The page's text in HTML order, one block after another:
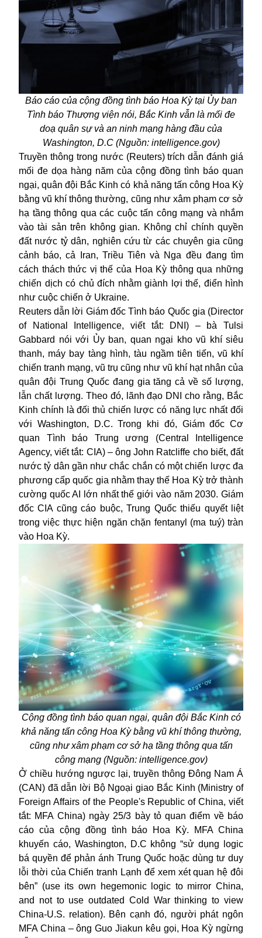
Báo cáo của cộng đồng tình báo Hoa Kỳ tại Ủy ban
Tình báo Thượng viện nói, Bắc Kinh vẫn là mối đe
doạ quân sự và an ninh mạng hàng đầu của
Washington, D.C (Nguồn: intelligence.gov)
Truyền thông trong nước (Reuters) trích dẫn đánh giá
mối đe dọa hàng năm của cộng đồng tình báo quan
ngại, quân đội Bắc Kinh có khả năng tấn công Hoa Kỳ
bằng vũ khí thông thường, cũng như xâm phạm cơ sở
hạ tầng thông qua các cuộc tấn công mạng và nhắm
vào tài sản trên không gian. Không chỉ chính quyền
đất nước tỷ dân, nghiên cứu từ các chuyên gia cũng
cảnh báo, cả Iran, Triều Tiên và Nga đều đang tìm
cách thách thức vị thế của Hoa Kỳ thông qua những
chiến dịch có chủ đích nhằm giành lợi thế, điển hình
như cuộc chiến ở Ukraine.
Reuters dẫn lời Giám đốc Tình báo Quốc gia (Director
of National Intelligence, viết tắt: DNI) – bà Tulsi
Gabbard nói với Ủy ban, quan ngại kho vũ khí siêu
thanh, máy bay tàng hình, tàu ngầm tiên tiến, vũ khí
chiến tranh mạng, vũ trụ cũng như vũ khí hạt nhân của
quân đội Trung Quốc đang gia tăng cả về số lượng,
lẫn chất lượng. Theo đó, lãnh đạo DNI cho rằng, Bắc
Kinh chính là đối thủ chiến lược có năng lực nhất đối
với Washington, D.C. Trong khi đó, Giám đốc Cơ
quan Tình báo Trung ương (Central Intelligence
Agency, viết tắt: CIA) – ông John Ratcliffe cho biết, đất
nước tỷ dân gần như chắc chắn có một chiến lược đa
phương cấp quốc gia nhằm thay thế Hoa Kỳ trở thành
cường quốc AI lớn nhất thế giới vào năm 2030. Giám
đốc CIA cũng cáo buộc, Trung Quốc thiếu quyết liệt
trong việc thực hiện ngăn chặn fentanyl (ma tuý) tràn
vào Hoa Kỳ.
Cộng đồng tình báo quan ngại, quân đội Bắc Kinh có
khả năng tấn công Hoa Kỳ bằng vũ khí thông thường,
cũng như xâm phạm cơ sở hạ tầng thông qua tấn
công mạng (Nguồn: intelligence.gov)
Ở chiều hướng ngược lại, truyền thông Đông Nam Á
(CAN) đã dẫn lời Bộ Ngoại giao Bắc Kinh (Ministry of
Foreign Affairs of the People's Republic of China, viết
tắt: MFA China) ngày 25/3 bày tỏ quan điểm về báo
cáo của cộng đồng tình báo Hoa Kỳ. MFA China
khuyến cáo, Washington, D.C không “sử dụng logic
bá quyền để phản ánh Trung Quốc hoặc dùng tư duy
lỗi thời của Chiến tranh Lạnh để xem xét quan hệ đôi
bên” (use its own hegemonic logic to mirror China,
and not to use outdated Cold War thinking to view
China-U.S. relation). Bên cạnh đó, người phát ngôn
MFA China – ông Guo Jiakun kêu gọi, Hoa Kỳ ngừng